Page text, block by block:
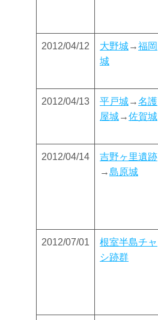
2012/04/12 大野城→福岡
城
2012/04/13 平戸城→名護
屋城→佐賀城
2012/04/14
吉野ヶ里遺跡
→島原城
2012/07/01
根室半島チャ
シ跡群